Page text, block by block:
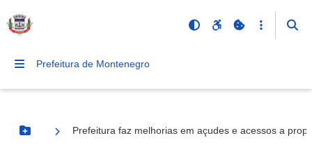
Prefeitura de Montenegro
Botão Menu
Prefeitura faz melhorias em açudes e acessos a